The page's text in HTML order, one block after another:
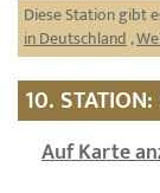
Diese Station gibt
in Deutschland,
10.
Auf Karte